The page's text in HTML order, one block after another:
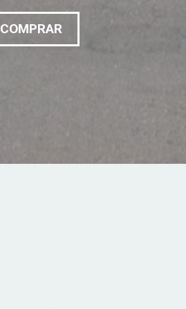
COMPRAR